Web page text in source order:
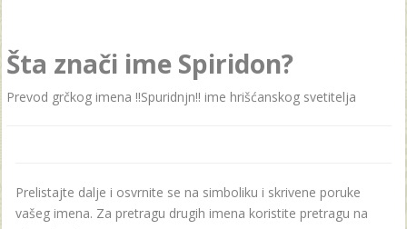
Šta znači ime Spiridon?
Prevod grčkog imenа !!Spuridnjn!! ime hrišćаnskog svetiteljа
Prelistajte dalje i osvrnite se na simboliku i skrivene poruke
vašeg imena. Za pretragu drugih imena koristite pretragu na